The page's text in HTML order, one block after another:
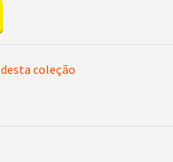
coleção